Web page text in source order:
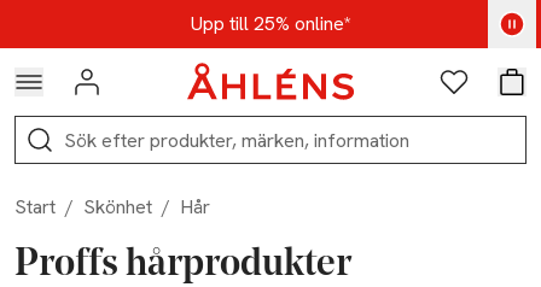
Hoppa till navigationsmenynUpp till 25% online*
Kod: AUG25 - Shoppa nu
Logga in Favoriter
Sök
Start / Skönhet / Hår
Proffs hårprodukter